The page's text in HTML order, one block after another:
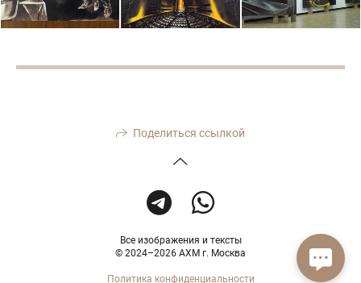
Поделиться ссылкой
Все изображения и тексты
© 2024–2026 АХМ г. Москва
Политика конфиденциальности